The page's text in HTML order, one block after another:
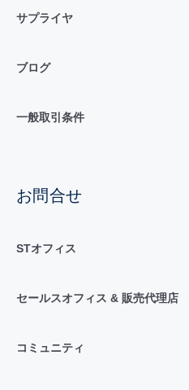
サプライヤ
ブログ
一般取引条件
お問合せ
STオフィス
セールスオフィス & 販売代理店
コミュニティ